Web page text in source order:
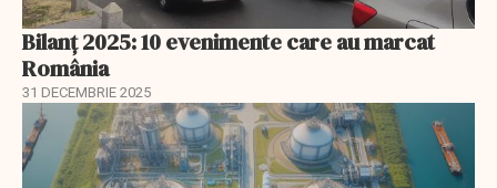
Bilanț 2025: 10 evenimente care au marcat
România
31 DECEMBRIE 2025